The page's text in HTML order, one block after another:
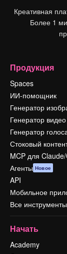
Креативная
Более 1
Продукция
Spaces
ИИ-помощник
Генератор
Генератор
Генератор
Стоковый
MCP для
Агенты Новое
API
Мобильное
Все
Начать
Academy